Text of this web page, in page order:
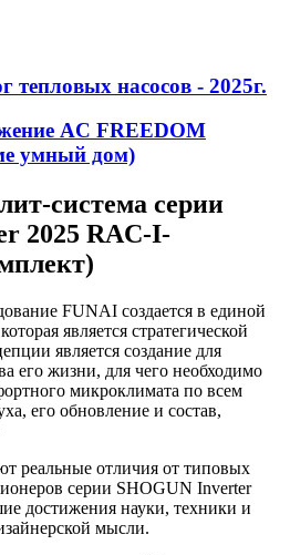
тепловых насосов - 2025г.
AC FREEDOM
умный дом)
система серии
2025 RAC-I-
FUNAI создается в единой
является стратегической
является создание для
его жизни, для чего необходимо
микроклимата по всем
его обновление и состав,
реальные отличия от типовых
серии SHOGUN Inverter
достижения науки, техники и
мысли.